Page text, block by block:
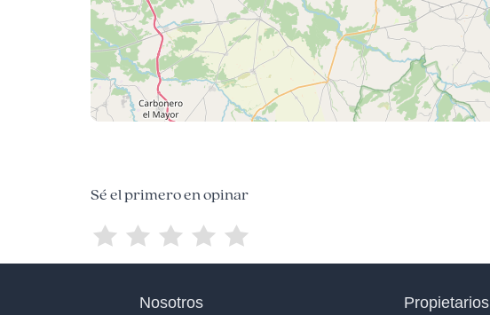
Sé el primero en opinar
Nosotros Propietarios